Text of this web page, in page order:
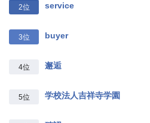
2位 service
3位 buyer
4位 邂逅
5位 学校法人吉祥寺学園